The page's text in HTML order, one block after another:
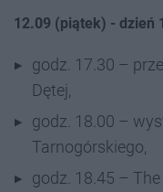
12.09 (piątek) - dzień
godz. 17.30 –
Dętej,
godz. 18.00 –
Tarnogórskiego,
godz. 18.45 –